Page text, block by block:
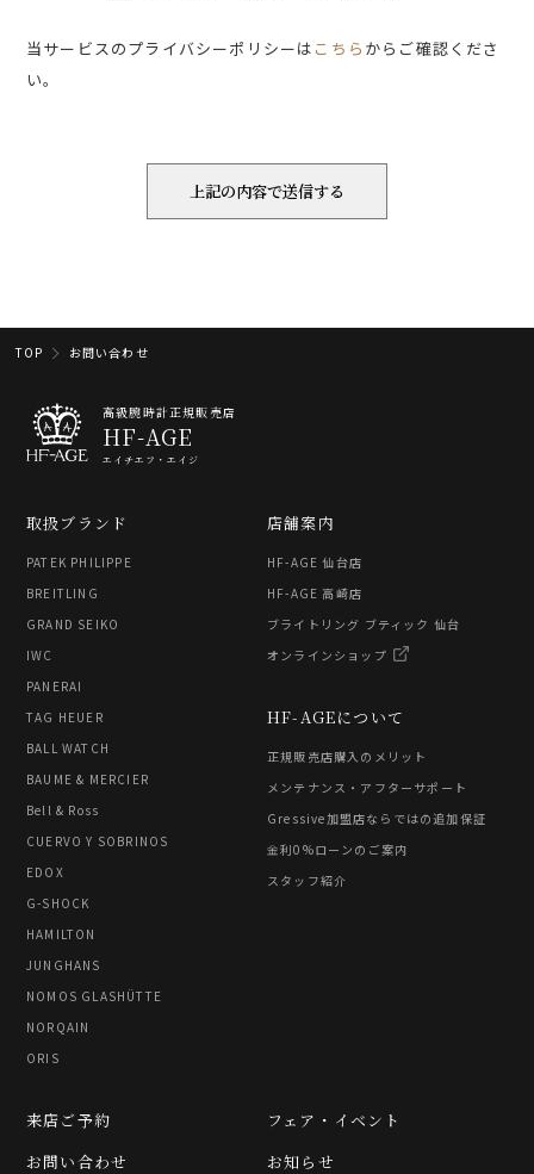
当サービスのプライバシーポリシーは こちら からご確認くださ
い。
TOP お問い合わせ
高級腕時計正規販売店
HF-AGE
エイチエフ・エイジ
取扱ブランド
PATEK PHILIPPE
BREITLING
GRAND SEIKO
IWC
PANERAI
TAG HEUER
BALL WATCH
BAUME & MERCIER
Bell & Ross
CUERVO Y SOBRINOS
EDOX
G-SHOCK
HAMILTON
JUNGHANS
NOMOS GLASHÜTTE
NORQAIN
ORIS
HF-AGEについて
正規販売店購入のメリット
メンテナンス・アフターサポート
Gressive加盟店ならではの追加保証
金利0%ローンのご案内
スタッフ紹介
店舗案内
HF-AGE 仙台店
HF-AGE 高崎店
ブライトリング ブティック 仙台
オンラインショップ
フェア・イベント
お知らせ
来店ご予約
お問い合わせ